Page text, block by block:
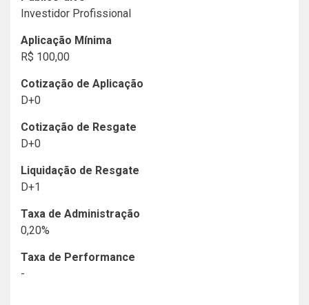
Investidor Profissional
Aplicação Mínima
R$ 100,00
Cotização de Aplicação
D+0
Cotização de Resgate
D+0
Liquidação de Resgate
D+1
Taxa de Administração
0,20%
Taxa de Performance
-